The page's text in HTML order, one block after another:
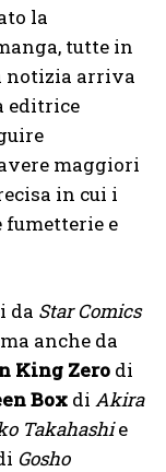
la
tutte in
notizia arriva
editrice
maggiori
in cui i
e
da Star Comics
anche da
King Zero di
Box di Akira
Takahashie
Gosho